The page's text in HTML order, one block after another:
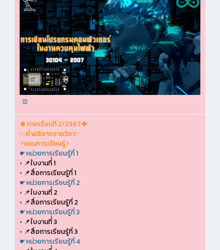
🍀ภาคเรียนที่ 2/2567🍀
✨คำอธิบายรายวิชา✨
⚡แผนการเรียนรู้⚡
☛หน่วยการเรียนรู้ที่ 1
• 📌ใบงานที่่ 1
• 📌สื่อการเรียนรู้ที่ 1
☛หน่วยการเรียนรู้ที่ 2
• 📌ใบงานที่่ 2
• 📌สื่อการเรียนรู้ที่ 2
☛หน่วยการเรียนรู้ที่ 3
• 📌ใบงานที่่ 3
• 📌สื่อการเรียนรู้ที่ 3
☛หน่วยการเรียนรู้ที่ 4